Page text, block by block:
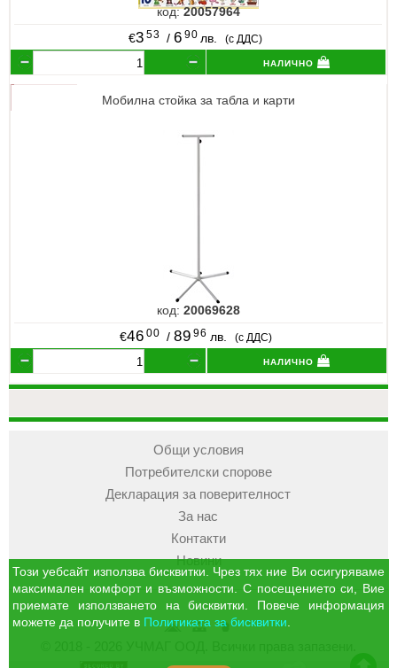
код:20057964
€3 53 / 6 90 лв. (с ДДС)
налично
Мобилна стойка за табла и карти
код: 20069628
€46 00 /89 96 лв. (с ДДС)
налично
Общи условия
Потребителски спорове
Декларация за поверителност
За нас
Контакти
Новини
УЧМАГКошница
Профил
Този уебсайт използва бисквитки. Чрез тях ние Ви осигуряваме
максимален комфорт и възможности. С посещението си, Вие
приемате използването на бисквитки. Повече информация
можете да получите в Политиката за бисквитки.